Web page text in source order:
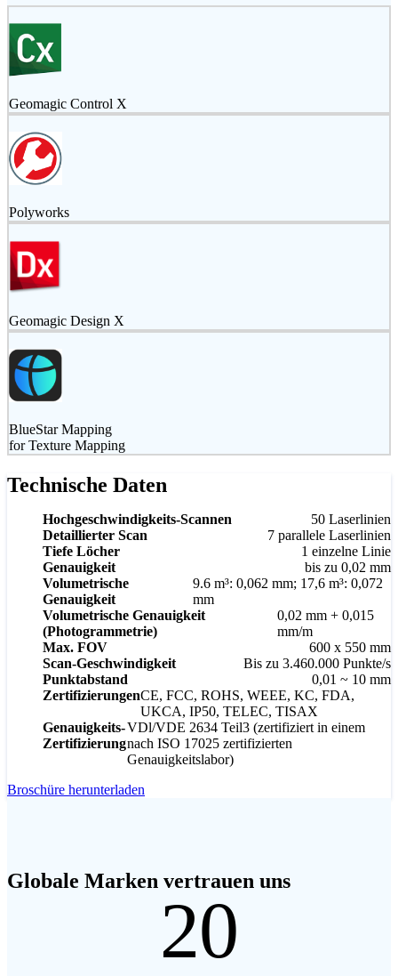
Geomagic Control X
Polyworks
Geomagic Design X
BlueStar Mapping
for Texture Mapping
Technische Daten
Hochgeschwindigkeits-Scannen
50 Laserlinien
Detaillierter Scan
7 parallele Laserlinien
Tiefe Löcher
1 einzelne Linie
Genauigkeit
bis zu 0,02 mm
Volumetrische
Genauigkeit
9.6 m³: 0,062 mm; 17,6 m³: 0,072
mm
Volumetrische Genauigkeit
(Photogrammetrie)
0,02 mm + 0,015
mm/m
Max. FOV
600 x 550 mm
Scan-Geschwindigkeit
Bis zu 3.460.000 Punkte/s
Punktabstand
0,01 ~ 10 mm
ZertifizierungenCE, FCC, ROHS, WEEE, KC, FDA,
UKCA, IP50, TELEC, TISAX
Genauigkeits-
Zertifizierung
VDl/VDE 2634 Teil3 (zertifiziert in einem
nach ISO 17025 zertifizierten
Genauigkeitslabor)
Broschüre herunterladen
Globale Marken vertrauen uns
20